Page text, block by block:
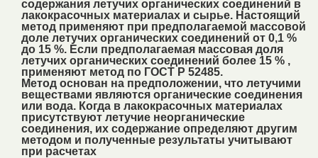
содержания летучих органических соединений в
лакокрасочных материалах и сырье. Настоящий
метод применяют при предполагаемой массовой
доле летучих органических соединений от 0,1 %
до 15 %. Если предполагаемая массовая доля
летучих органических соединений более 15 % ,
применяют метод по ГОСТ Р 52485.
Метод основан на предположении, что летучими
веществами являются органические соединения
или вода. Когда в лакокрасочных материалах
присутствуют летучие неорганические
соединения, их содержание определяют другим
методом и полученные результаты учитывают
при расчетах